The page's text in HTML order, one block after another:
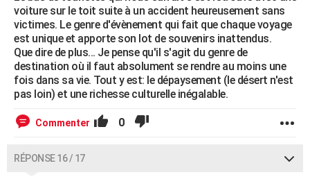
voiture sur le toit suite à un accident heureusement sans
victimes. Le genre d'évènement qui fait que chaque voyage
est unique et apporte son lot de souvenirs inattendus.
Que dire de plus... Je pense qu'il s'agit du genre de
destination où il faut absolument se rendre au moins une
fois dans sa vie. Tout y est: le dépaysement (le désert n'est
pas loin) et une richesse culturelle inégalable.
Commenter 0
RÉPONSE 16 / 17